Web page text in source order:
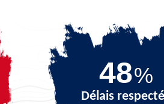
68%
Délais